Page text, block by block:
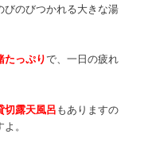
びのびつかれる大きな湯
たっぷりで、一日の疲れ
切露天風呂もありますの
。